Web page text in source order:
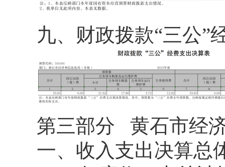
九、 财政拨款“三公”
第三部分
黄石市经
一、收入支出决算总